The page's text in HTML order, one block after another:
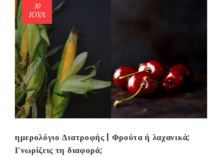
30
ΙΟΎΛ
ημερολόγιο Διατροφής | Φρούτα ή λαχανικά;
Γνωρίζεις τη διαφορά;